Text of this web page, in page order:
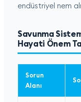
endüstriyel nem
Savunma
Hayati Önem
Sorun
Alanı